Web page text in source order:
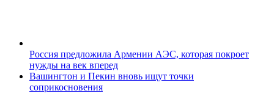
Россия предложила Армении АЭС, которая покроет
нужды на век вперед
Вашингтон и Пекин вновь ищут точки
соприкосновения